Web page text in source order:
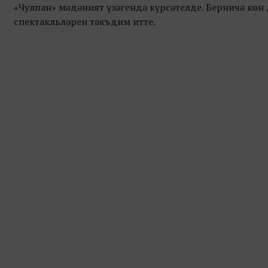
«Чулпан» мәдәният үзәгендә күрсәтелде. Берничә
спектакльләрен тәкъдим итте.